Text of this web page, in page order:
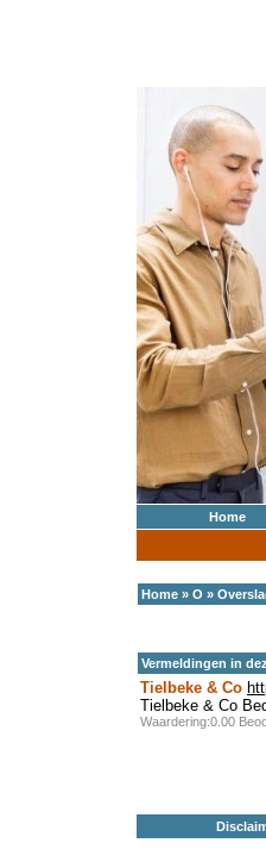
Home
Home » O »
Vermeldingen in
Tielbeke & Co
Tielbeke & Co
Waardering:0.00